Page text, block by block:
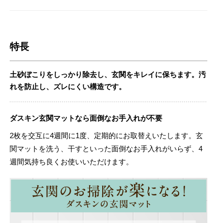
特長
土砂ぼこりをしっかり除去し、玄関をキレイに保ちます。汚
れを防止し、ズレにくい構造です。
ダスキン玄関マットなら面倒なお手入れが不要
2枚を交互に4週間に1度、定期的にお取替えいたします。玄
関マットを洗う、干すといった面倒なお手入れがいらず、4
週間気持ち良くお使いいただけます。